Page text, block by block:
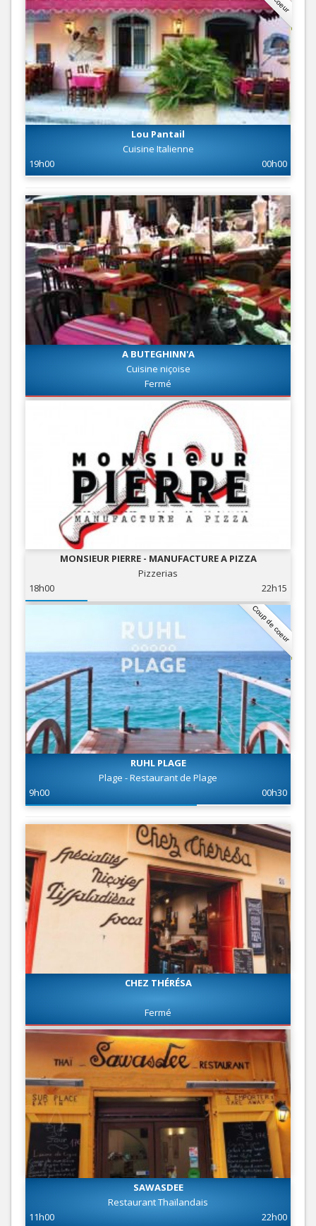
Lou Pantail
Cuisine Italienne
19h00
00h00
A BUTEGHINN'A
Cuisine niçoise
Fermé
MONSIEUR PIERRE - MANUFACTURE A PIZZA
Pizzerias
18h00
22h15
Coup de coeur
RUHL PLAGE
Plage - Restaurant de Plage
9h00
00h30
CHEZ THÉRÉSA
Fermé
SAWASDEE
Restaurant Thaïlandais
11h00
22h00